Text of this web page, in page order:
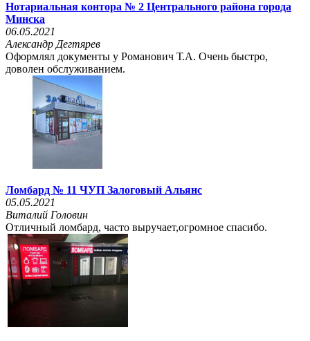
Нотариальная контора № 2 Центрального района города
Минска
06.05.2021
Александр Дегтярев
Оформлял документы у Романович Т.А. Очень быстро,
доволен обслуживанием.
Ломбард № 11 ЧУП Залоговый Альянс
05.05.2021
Виталий Головин
Отличный ломбард, часто выручает,огромное спасибо.